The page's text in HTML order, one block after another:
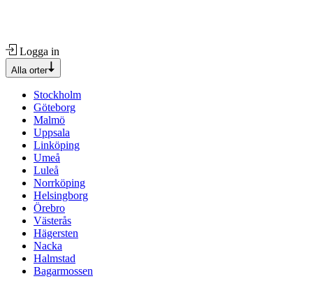
Logga in
Alla orter
Stockholm
Göteborg
Malmö
Uppsala
Linköping
Umeå
Luleå
Norrköping
Helsingborg
Örebro
Västerås
Hägersten
Nacka
Halmstad
Bagarmossen